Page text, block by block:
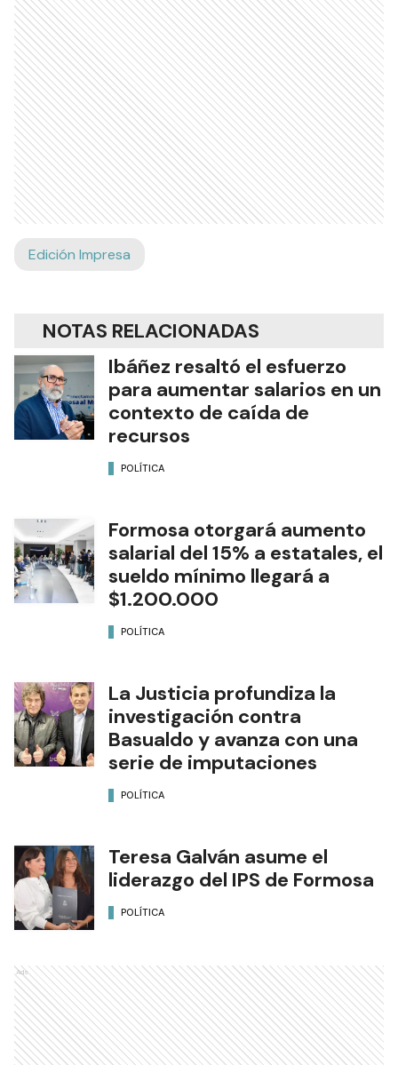
Edición Impresa
NOTAS RELACIONADAS
Ibáñez resaltó el esfuerzo
para aumentar salarios en un
contexto de caída de
recursos
POLÍTICA
Formosa otorgará aumento
salarial del 15% a estatales, el
sueldo mínimo llegará a
$1.200.000
POLÍTICA
La Justicia profundiza la
investigación contra
Basualdo y avanza con una
serie de imputaciones
POLÍTICA
Teresa Galván asume el
liderazgo del IPS de Formosa
POLÍTICA
Ads